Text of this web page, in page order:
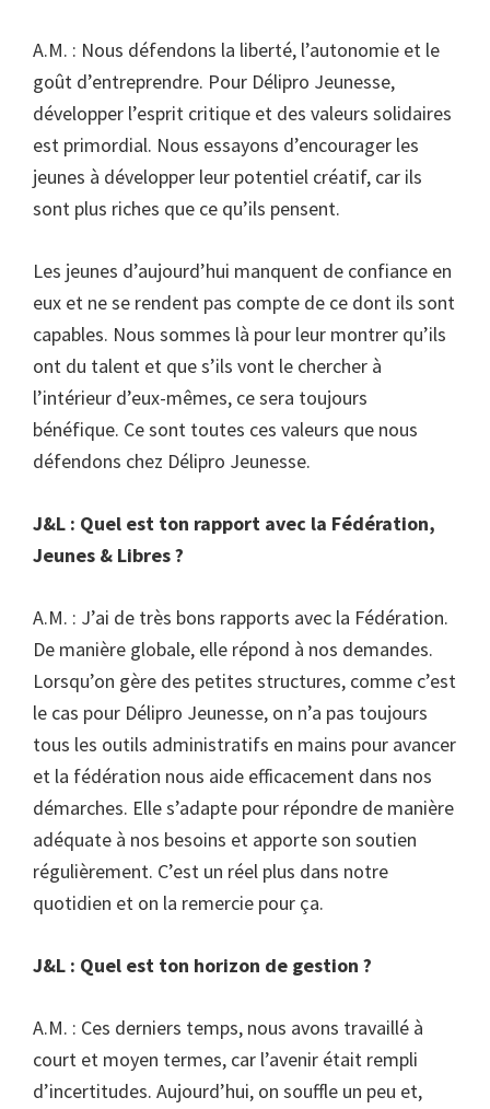
A.M. : Nous défendons la liberté, l’autonomie et le
goût d’entreprendre. Pour Délipro Jeunesse,
développer l’esprit critique et des valeurs solidaires
est primordial. Nous essayons d’encourager les
jeunes à développer leur potentiel créatif, car ils
sont plus riches que ce qu’ils pensent.
Les jeunes d’aujourd’hui manquent de confiance en
eux et ne se rendent pas compte de ce dont ils sont
capables. Nous sommes là pour leur montrer qu’ils
ont du talent et que s’ils vont le chercher à
l’intérieur d’eux-mêmes, ce sera toujours
bénéfique. Ce sont toutes ces valeurs que nous
défendons chez Délipro Jeunesse.
J&L : Quel est ton rapport avec la Fédération,
Jeunes & Libres ?
A.M. : J’ai de très bons rapports avec la Fédération.
De manière globale, elle répond à nos demandes.
Lorsqu’on gère des petites structures, comme c’est
le cas pour Délipro Jeunesse, on n’a pas toujours
tous les outils administratifs en mains pour avancer
et la fédération nous aide efficacement dans nos
démarches. Elle s’adapte pour répondre de manière
adéquate à nos besoins et apporte son soutien
régulièrement. C’est un réel plus dans notre
quotidien et on la remercie pour ça.
J&L : Quel est ton horizon de gestion ?
A.M. : Ces derniers temps, nous avons travaillé à
court et moyen termes, car l’avenir était rempli
d’incertitudes. Aujourd’hui, on souffle un peu et,